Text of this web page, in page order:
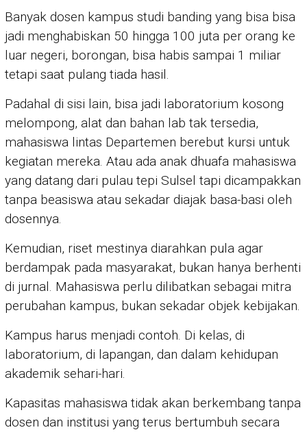
Banyak dosen kampus studi banding yang bisa bisa
jadi menghabiskan 50 hingga 100 juta per orang ke
luar negeri, borongan, bisa habis sampai 1 miliar
tetapi saat pulang tiada hasil.
Padahal di sisi lain, bisa jadi laboratorium kosong
melompong, alat dan bahan lab tak tersedia,
mahasiswa lintas Departemen berebut kursi untuk
kegiatan mereka. Atau ada anak dhuafa mahasiswa
yang datang dari pulau tepi Sulsel tapi dicampakkan
tanpa beasiswa atau sekadar diajak basa-basi oleh
dosennya.
Kemudian, riset mestinya diarahkan pula agar
berdampak pada masyarakat, bukan hanya berhenti
di jurnal. Mahasiswa perlu dilibatkan sebagai mitra
perubahan kampus, bukan sekadar objek kebijakan.
Kampus harus menjadi contoh. Di kelas, di
laboratorium, di lapangan, dan dalam kehidupan
akademik sehari-hari.
Kapasitas mahasiswa tidak akan berkembang tanpa
dosen dan institusi yang terus bertumbuh secara